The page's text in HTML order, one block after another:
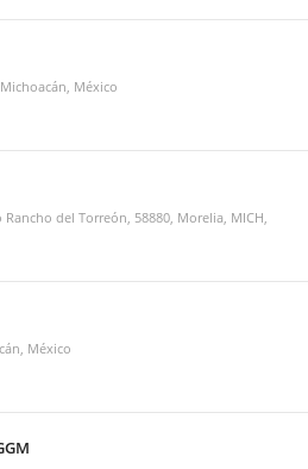
México
del Torreón, 58880, Morelia, MICH,
México